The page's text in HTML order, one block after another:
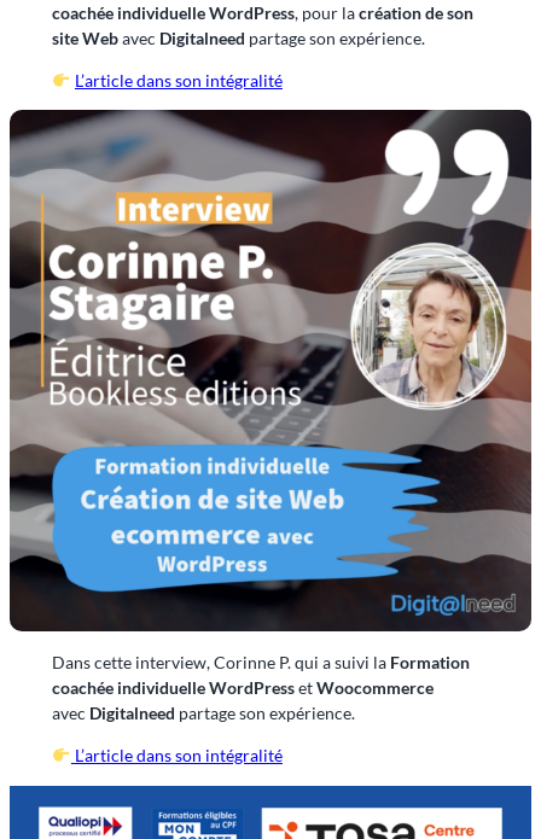
coachée individuelle WordPress, pour lacréation de son
site Webavec Digitalneed partage son expérience.
L’article dans son intégralité
Dans cette interview, Corinne P. qui a suivi la Formation
coachée individuelle WordPressetWoocommerce
avec Digitalneed partage son expérience.
L’article dans son intégralité